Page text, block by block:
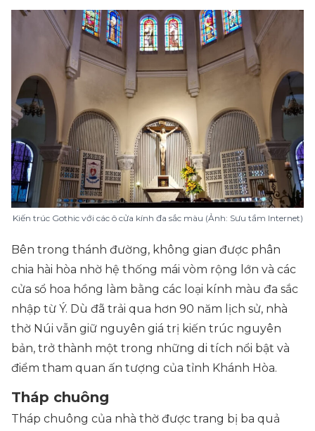
Kiến trúc Gothic với các ô cửa kính đa sắc màu (Ảnh: Sưu tầm Internet)
Bên trong thánh đường, không gian được phân
chia hài hòa nhờ hệ thống mái vòm rộng lớn và các
cửa sổ hoa hồng làm bằng các loại kính màu đa sắc
nhập từ Ý. Dù đã trải qua hơn 90 năm lịch sử, nhà
thờ Núi vẫn giữ nguyên giá trị kiến trúc nguyên
bản, trở thành một trong những di tích nổi bật và
điểm tham quan ấn tượng của tỉnh Khánh Hòa.
Tháp chuông
Tháp chuông của nhà thờ được trang bị ba quả